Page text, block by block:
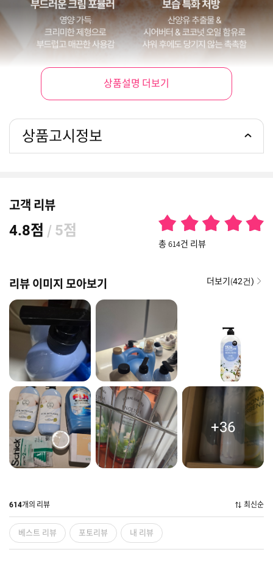
상품설명 더보기
상품고시정보
고객 리뷰
4.8점 / 5점
총 614건 리뷰
리뷰 이미지 모아보기 더보기(42건)
+36
614개의 리뷰 최신순
베스트 리뷰 포토리뷰 내 리뷰